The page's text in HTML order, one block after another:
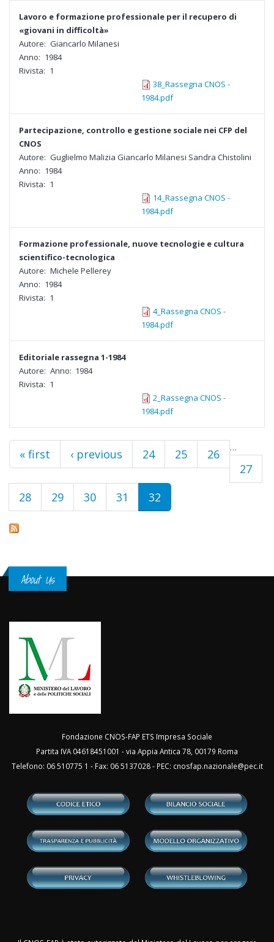
Lavoro e formazione professionale per il recupero di
«giovani in difficoltà»
Autore: Giancarlo Milanesi
Anno: 1984
Rivista: 1
38_Rassegna CNOS -
1984.pdf
Partecipazione, controllo e gestione sociale nei CFP del
CNOS
Autore: Guglielmo Malizia Giancarlo Milanesi Sandra Chistolini
Anno: 1984
Rivista: 1
14_Rassegna CNOS -
1984.pdf
Formazione professionale, nuove tecnologie e cultura
scientifico-tecnologica
Autore: Michele Pellerey
Anno: 1984
Rivista: 1
4_Rassegna CNOS -
1984.pdf
Editoriale rassegna 1-1984
Autore: Anno: 1984
Rivista: 1
2_Rassegna CNOS -
1984.pdf
Pages
« first ‹ previous …
24 25
26
27
28
29 30 31 32
About Us
Fondazione CNOS-FAP ETS Impresa Sociale
Partita IVA 04618451001 - via Appia Antica 78, 00179 Roma
Telefono: 06 510775 1 - Fax: 06 5137028 - PEC: cnosfap.nazionale@pec.it